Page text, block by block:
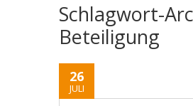
Schlagwort-
Beteiligung
26
JULI